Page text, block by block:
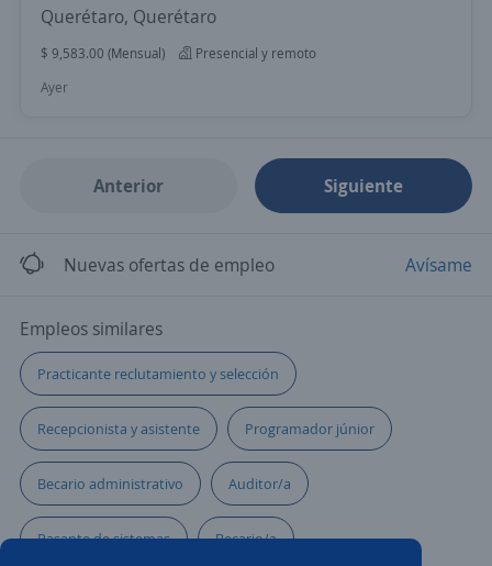
Querétaro, Querétaro
$ 9,583.00 (Mensual)
Presencial y remoto
Ayer
Anterior Siguiente
Nuevas ofertas de empleo Avísame
Empleos similares
Practicante reclutamiento y selección
Recepcionista y asistente Programador júnior
Becario administrativo Auditor/a
Pasante de sistemas Becario/a